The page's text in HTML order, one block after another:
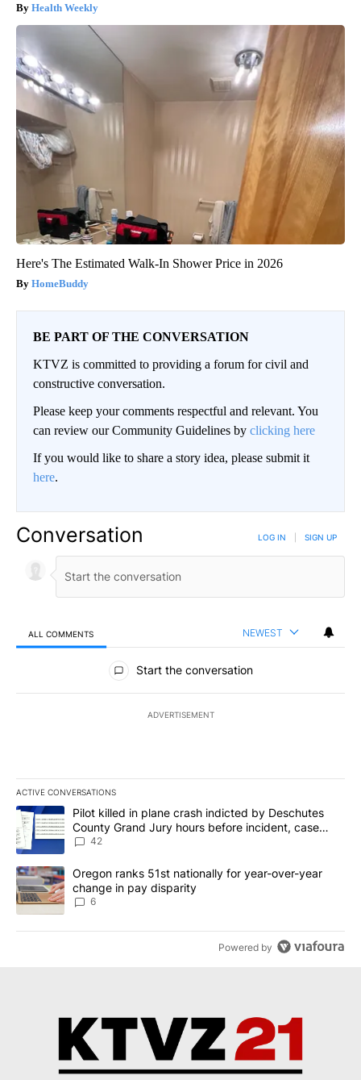
Health Weekly
Here's The Estimated Walk-In Shower Price in 2026
HomeBuddy
BE PART OF THE CONVERSATION
KTVZ is committed to providing a forum for civil and
constructive conversation.
Please keep your comments respectful and relevant. You
can review our Community Guidelines by clicking here
If you would like to share a story idea, please submit it
here.
Conversation LOG IN SIGN UP
ALL COMMENTS NEWEST
All Comments
Start the conversation
ADVERTISEMENT
ACTIVE CONVERSATIONS
The following is a list of the most commented articles in the last
A trending article titled "Pilot killed in plane crash indicted by
Pilot killed in plane crash indicted by Deschutes
County Grand Jury hours before incident, case
dismissed following death
42
A trending article titled "Oregon ranks 51st nationally for year-
Oregon ranks 51st nationally for year-over-year
change in pay disparity
6
Powered by